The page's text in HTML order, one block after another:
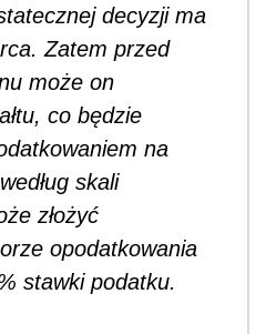
decyzji ma
Zatem przed
może on
co będzie
na
skali
złożyć
opodatkowania
stawki podatku.